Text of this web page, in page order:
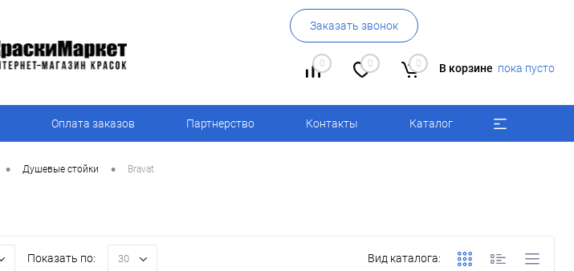
Заказать звонок
0 0 0 В корзине пока пусто
Оплата заказов Партнерство Контакты Каталог
• Душевые стойки • Bravat
Показать по: 30 Вид каталога: